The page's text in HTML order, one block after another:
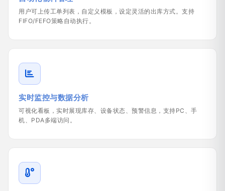
用户可上传工单列表，自定义模板，设定灵活的出库方式。支持
FIFO/FEFO策略自动执行。
实时监控与数据分析
可视化看板，实时展现库存、设备状态、预警信息，支持PC、手
机、PDA多端访问。